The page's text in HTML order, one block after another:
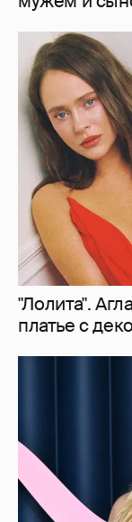
"Лолита".
платье с